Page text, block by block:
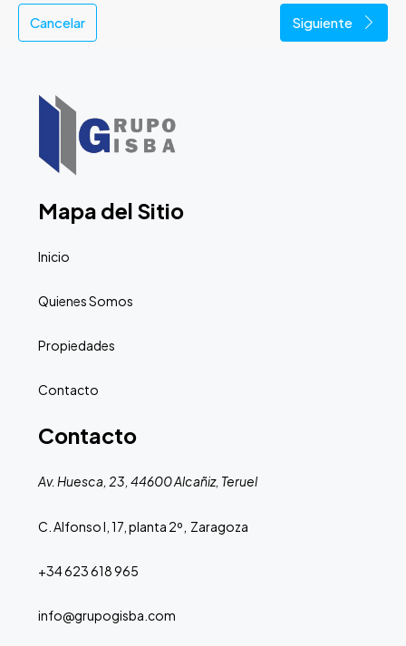
Cancelar Siguiente
Mapa del Sitio
Inicio
Quienes Somos
Propiedades
Contacto
Contacto
Av. Huesca, 23, 44600 Alcañiz, Teruel
C. Alfonso I, 17, planta 2º, Zaragoza
+34 623 618 965
info@grupogisba.com